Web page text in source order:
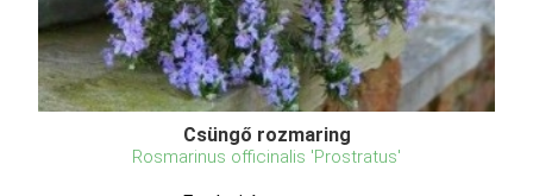
Csüngő rozmaring
Rosmarinus officinalis 'Prostratus'